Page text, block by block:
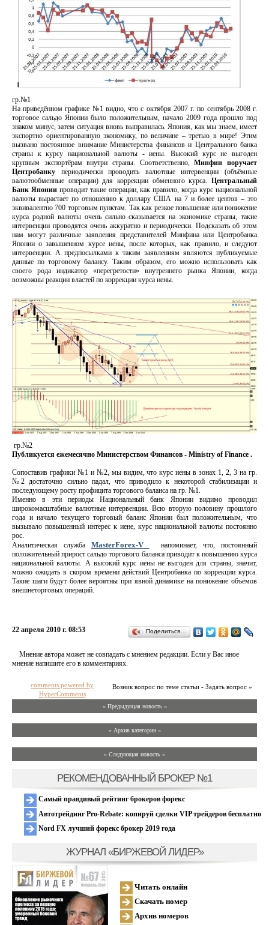
гр.№1
На приведённом графике №1 видно, что с октября 2007 г. по сентябрь 2008 г.
торговое сальдо Японии было положительным, начало 2009 года прошло под
знаком минус, затем ситуация вновь выправилась. Япония, как мы знаем, имеет
экспортно ориентированную экономику, по величине – третью в мире! Этим
вызвано постоянное внимание Министерства финансов и Центрального банка
страны к курсу национальной валюты - иены. Высокий курс не выгоден
крупным экспортёрам внутри страны. Соответственно,Минфин поручает
Центробанку периодически проводить валютные интервенции (объёмные
валютообменные операции) для коррекции обменного курса. Центральный
Банк Японии проводит такие операции, как правило, когда курс национальной
валюты вырастает по отношению к доллару США на 7 и более центов – это
эквивалентно 700 торговым пунктам. Так как резкое повышение или понижение
курса родной валюты очень сильно сказывается на экономике страны, такие
интервенции проводятся очень аккуратно и периодически. Подсказать об этом
нам могут различные заявления представителей Минфина или Центробанка
Японии о завышенном курсе иены, после которых, как правило, и следуют
интервенции. А предпосылками к таким заявлениям являются публикуемые
данные по торговому балансу. Таким образом, его можно использовать как
своего рода индикатор «перегретости» внутреннего рынка Японии, когда
возможны реакции властей по коррекции курса иены.
гр.№2
Публикуется ежемесячно Министерством Финансов - Ministry of Finance .
Сопоставив графики №1 и №2, мы видим, что курс иены в зонах 1, 2, 3 на гр.
№2 достаточно сильно падал, что приводило к некоторой стабилизации и
последующему росту профицита торгового баланса на гр. №1.
Именно в эти периоды Национальный банк Японии видимо проводил
широкомасштабные валютные интервенции. Всю вторую половину прошлого
года и начало текущего торговый баланс Японии был положительным, что
вызывало повышенный интерес к иене, курс национальной валюты постоянно
рос.
Аналитическая служба MasterForex-V
напоминает, что, постоянный
положительный прирост сальдо торгового баланса приводит к повышению курса
национальной валюты. А высокий курс иены не выгоден для страны, значит,
можно ожидать в скором времени действий Центробанка по коррекции курса.
Такие шаги будут более вероятны при явной динамике на понижение объёмов
внешнеторговых операций.
22 апреля 2010 г. 08:53 Поделиться…
Мнение автора может не совпадать с мнением редакции. Если у Вас иное
мнение напишите его в комментариях.
Возник вопрос по теме статьи - Задать вопрос »
comments powered by
HyperComments
« Предыдущая новость «
» Архив категории «
» Следующая новость »
РЕКОМЕНДОВАННЫЙ БРОКЕР №1
Самый правдивый рейтинг брокеров форекс
Автотрейдинг Pro-Rebate: копируй сделки VIP трейдеров бесплатно
Nord FX лучший форекс брокер 2019 года
ЖУРНАЛ «БИРЖЕВОЙ ЛИДЕР»
Читать онлайн
Скачать номер
Архив номеров